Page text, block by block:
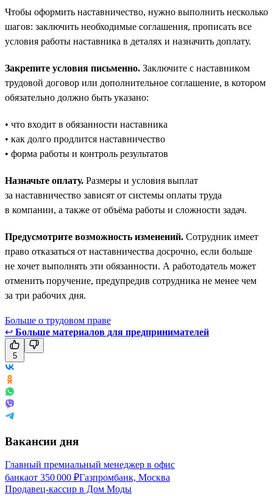
Чтобы оформить наставничество, нужно выполнить несколько
шагов: заключить необходимые соглашения, прописать все
условия работы наставника в деталях и назначить доплату.
Закрепите условия письменно. Заключите с наставником
трудовой договор или дополнительное соглашение, в котором
обязательно должно быть указано:
• что входит в обязанности наставника
• как долго продлится наставничество
• форма работы и контроль результатов
Назначьте оплату. Размеры и условия выплат
за наставничество зависят от системы оплаты труда
в компании, а также от объёма работы и сложности задач.
Предусмотрите возможность изменений. Сотрудник имеет
право отказаться от наставничества досрочно, если больше
не хочет выполнять эти обязанности. А работодатель может
отменить поручение, предупредив сотрудника не менее чем
за три рабочих дня.
Больше о трудовом праве
↩ Больше материалов для предпринимателей
5
Вакансии дня
Главный премиальный менеджер в офис
банкаот 350 000 ₽Газпромбанк, Москва
Продавец-кассир в Дом Моды